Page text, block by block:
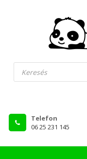
falmatrica
Products
search
Telefon
06 25 231 145